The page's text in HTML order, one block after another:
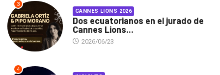
3
CANNES LIONS 2026
Dos ecuatorianos en el jurado de
Cannes Lions...
2026/06/23
4